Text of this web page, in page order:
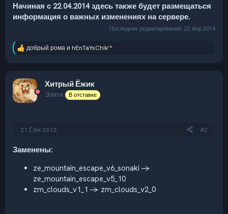
Начиная с 22.04.2014 здесь также будет размещаться
информация о важных изменениях на сервере.
Последнее редактирование: 22 Апр 2014
Р
ц
и
и
добрый ромаи hEnTaYsChIk™
Хитрый Ёжик
Элита В отставке
21 Сен 2013 #2
Заменены:
ze_mountain_escape_v6_sonaki ->
ze_mountain_escape_v5_10
zm_clouds_v1_1 -> zm_clouds_v2_0